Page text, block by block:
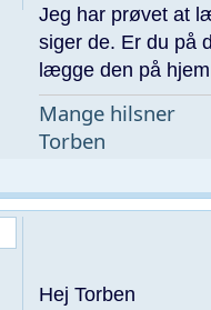
Jeg har prøvet at
siger de. Er du på
lægge den på
Mange hilsner
Torben
Hej Torben